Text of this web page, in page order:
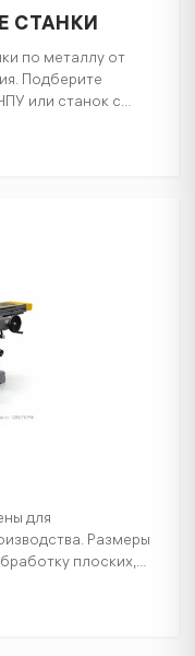
СТАНКИ
по металлу от
Подберите
или станок с
При подборе
для
Размеры
плоских,
Применяются